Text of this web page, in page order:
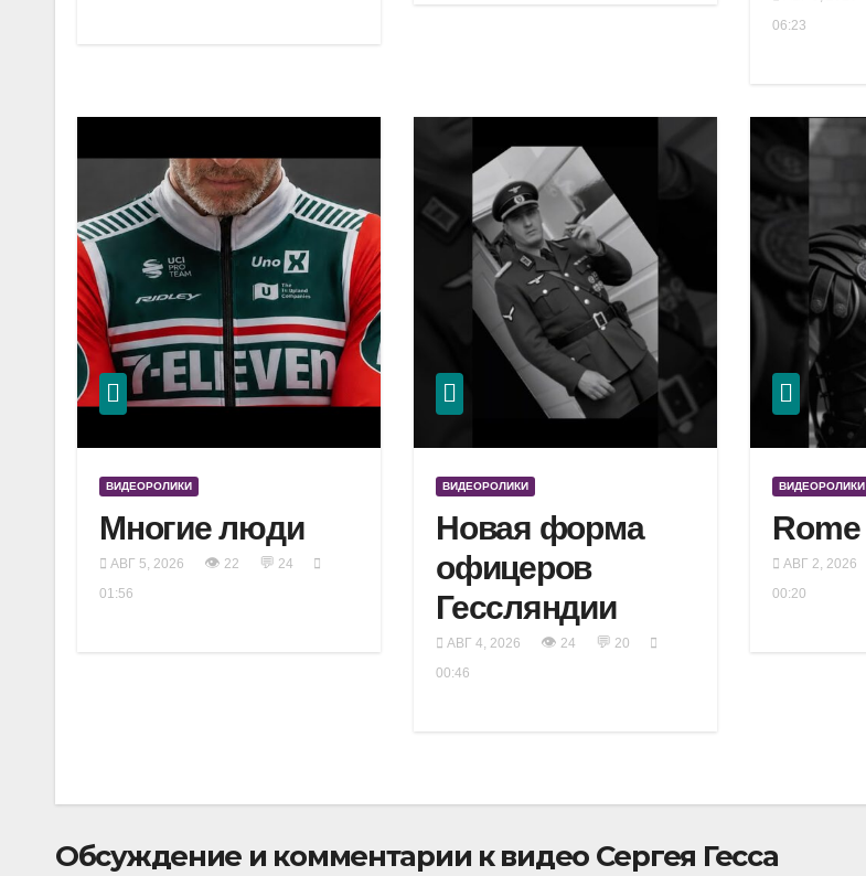
06:23
ВИДЕОРОЛИКИ
Многие люди
АВГ 5, 2026 👁 22 💬 24
01:56
ВИДЕОРОЛИКИ
Новая форма
офицеров
Гессляндии
АВГ 4, 2026 👁 24 💬 20
00:46
ВИДЕОРОЛИКИ
Rome
АВГ 2, 2026
00:20
Обсуждение и комментарии к видео Сергея Гесса